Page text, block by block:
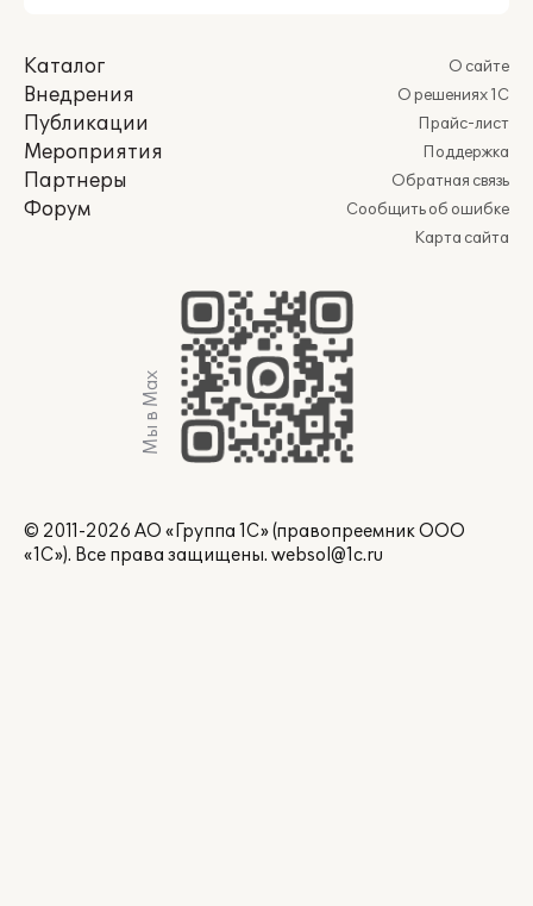
Каталог
Внедрения
Публикации
Мероприятия
Партнеры
Форум
О сайте
О решениях 1С
Прайс-лист
Поддержка
Обратная связь
Сообщить об ошибке
Карта сайта
Мы в Max
© 2011-2026 АО «Группа 1С» (правопреемник ООО
«1С»). Все права защищены. websol@1c.ru